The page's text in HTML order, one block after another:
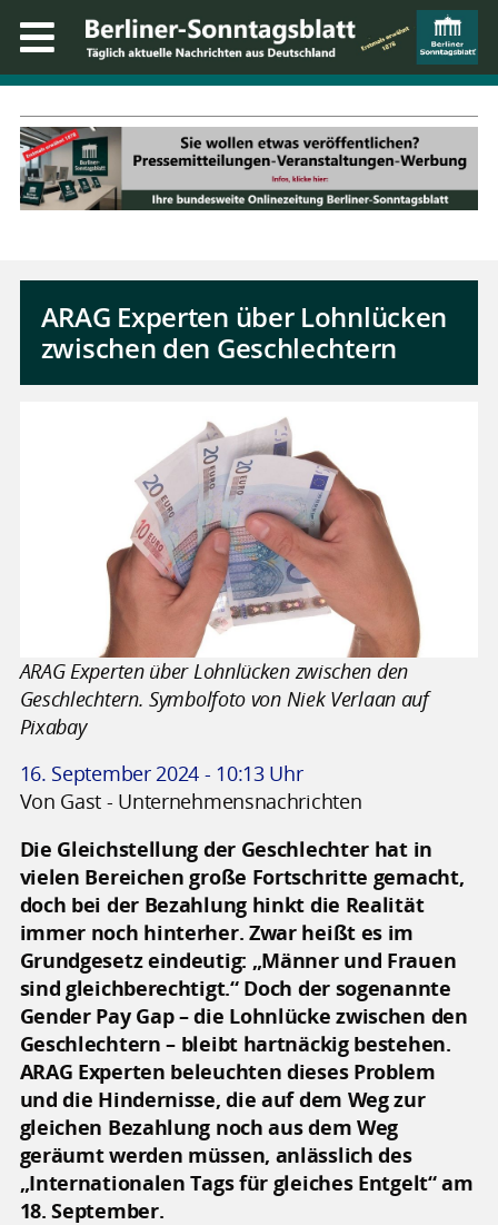
ARAG Experten über Lohnlücken
zwischen den Geschlechtern
ARAG Experten über Lohnlücken zwischen den
Geschlechtern. Symbolfoto von Niek Verlaan auf
Pixabay
16. September 2024 - 10:13 Uhr
Von Gast - Unternehmensnachrichten
Die Gleichstellung der Geschlechter hat in
vielen Bereichen große Fortschritte gemacht,
doch bei der Bezahlung hinkt die Realität
immer noch hinterher. Zwar heißt es im
Grundgesetz eindeutig: „Männer und Frauen
sind gleichberechtigt.“ Doch der sogenannte
Gender Pay Gap – die Lohnlücke zwischen den
Geschlechtern – bleibt hartnäckig bestehen.
ARAG Experten beleuchten dieses Problem
und die Hindernisse, die auf dem Weg zur
gleichen Bezahlung noch aus dem Weg
geräumt werden müssen, anlässlich des
„Internationalen Tags für gleiches Entgelt“ am
18. September.